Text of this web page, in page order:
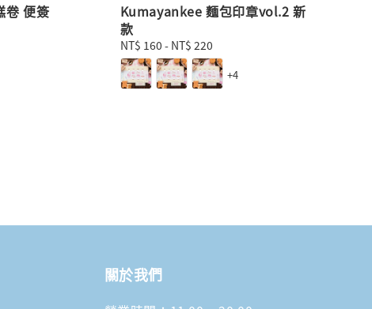
卷 便簽
Kumayankee 麵包印章vol.2 新
款
Regular
price
NT$ 160 - NT$ 220
+4
關於我們